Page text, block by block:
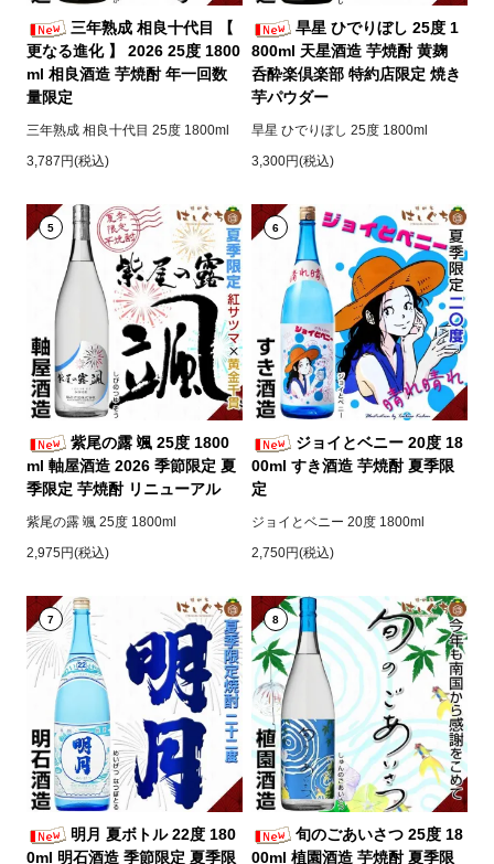
三年熟成 相良十代目 【
更なる進化 】 2026 25度 1800
ml 相良酒造 芋焼酎 年一回数
量限定
三年熟成 相良十代目 25度 1800ml
3,787円(税込)
旱星 ひでりぼし 25度 1
800ml 天星酒造 芋焼酎 黄麹
呑酔楽倶楽部 特約店限定 焼き
芋パウダー
旱星 ひでりぼし 25度 1800ml
3,300円(税込)
5
紫尾の露 颯 25度 1800
ml 軸屋酒造 2026 季節限定 夏
季限定 芋焼酎 リニューアル
紫尾の露 颯 25度 1800ml
2,975円(税込)
6
ジョイとベニー 20度 18
00ml すき酒造 芋焼酎 夏季限
定
ジョイとベニー 20度 1800ml
2,750円(税込)
7
明月 夏ボトル 22度 180
0ml 明石酒造 季節限定 夏季限
8
旬のごあいさつ 25度 18
00ml 植園酒造 芋焼酎 夏季限